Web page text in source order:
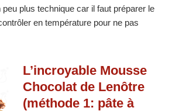
peu plus technique car il faut préparer le
en température pour ne pas
L’incroyable Mousse
Chocolat de Lenôtre
(méthode 1: pâte à